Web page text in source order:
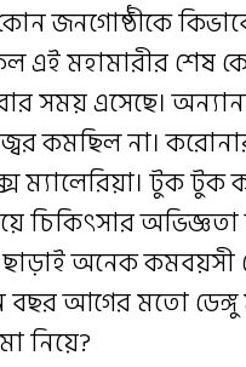
জনগোষ্ঠীকে
এই মহামারীর শেষ
সময় এসেছে।
কমছিল না।
ম্যালেরিয়া। টুক
চিকিৎসার অভিজ্ঞতা
অনেক কমবয়সী
আগের মতো ডেঙ্গু
নিয়ে?